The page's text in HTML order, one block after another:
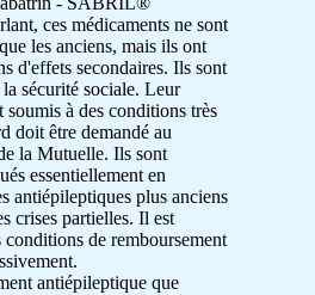
ces médicaments ne sont
les anciens, mais ils ont
d'effets secondaires. Ils sont
sécurité sociale. Leur
soumis à des conditions très
doit être demandé au
la Mutuelle. Ils sont
essentiellement en
antiépileptiques plus anciens
crises partielles. Il est
de remboursement
antiépileptique que